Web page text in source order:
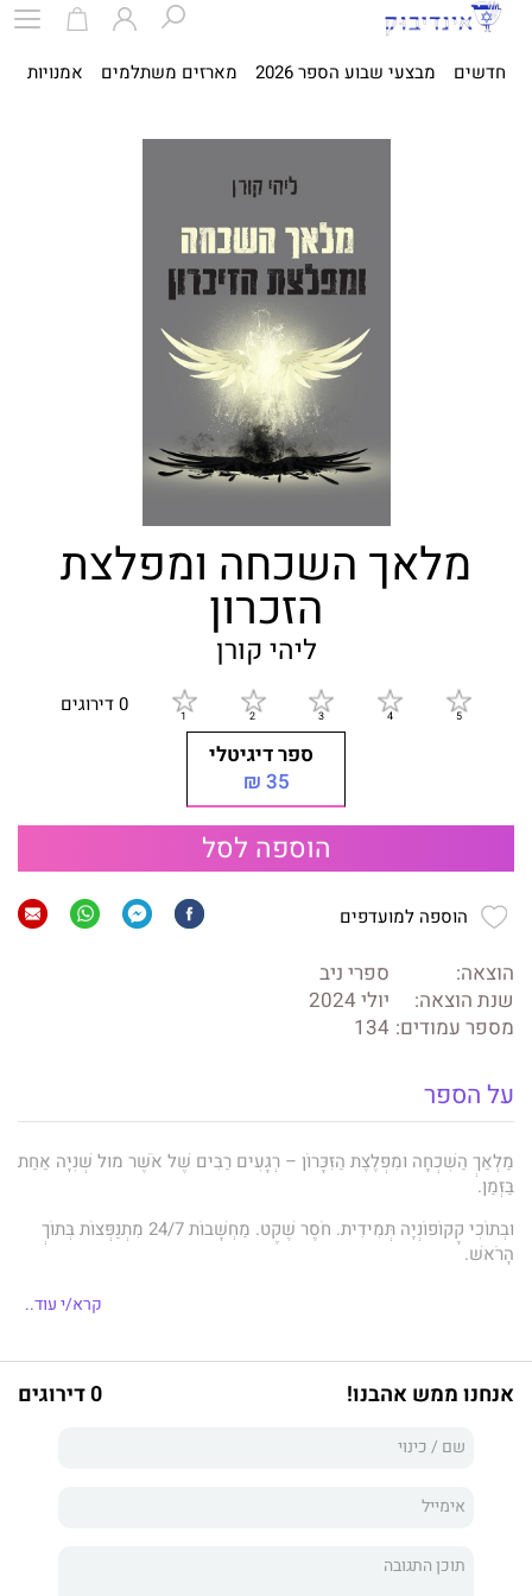
חדשים מבצעי שבוע הספר 2026 מארזים משתלמים אמנויות
מלאך השכחה ומפלצת
הזכרון
ליהי קורן
0 דירוגים
ספר דיגיטלי
35 ₪
הוספה לסל
הוספה למועדפים
הוצאה:
ספרי ניב
שנת הוצאה:
יולי 2024
מספר עמודים: 134
על הספר
מַלְאַךְ הַשִּׁכְחָה וּמִפְלֶצֶת הַזִּכָּרוֹן – רְגָעִים רַבִּים שֶׁל אֹשֶׁר מוּל שְׁנִיָּה אַחַת
בַּזְּמַן.
וּבְתוֹכִי קָקוֹפוֹנְיָה תְּמִידִית. חֹסֶר שֶׁקֶט. מַחְשָׁבוֹת 24/7 מִתְנַפְּצוֹת בְּתוֹךְ
הָרֹאשׁ.
אֵיךְ שָׁכַבְתִּי אָז בַּמִּטָּה הַהִיא כְּשֶׁהַכֹּל עוֹד הָיָה מְעֻרְפָּל. דַּקָּה וָחֵצִי
אוּלַי זוֹ הַסִּבָּה לַצְּלִילוּת הַתְּמִידִית בְּרֹאשִׁי. אוּלַי בְּעֶצֶם נִשְׁאַרְתִּי שָׁם.
30 שנה מאז שהקול נאלם. מאז שהמילים נעלמו בנבכי הנפש
כולם ואפילו יותר. רק לא לחשוף את הקושי, לא לחשוף את הכאב,
לרסיסים. לפני כשנתיים הכול התפרץ פתאום – מילים קרמו עור
קרא/י עוד..
אנחנו ממש אהבנו! 0 דירוגים